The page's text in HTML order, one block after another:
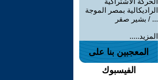
الراديكالية بمصر الموجة
... / بشير صقر
المزيد.....
المعجبين بنا على
الفيسبوك